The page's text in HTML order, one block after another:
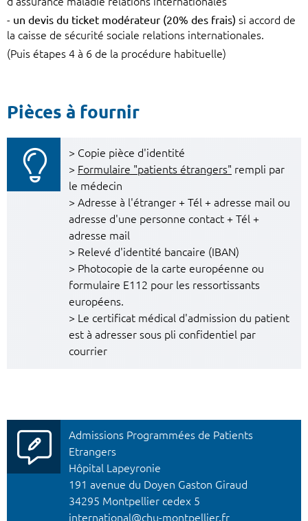
- un devis du ticket modérateur (20% des frais) si accord de
la caisse de sécurité sociale relations internationales.
(Puis étapes 4 à 6 de la procédure habituelle)
Pièces à fournir
> Copie pièce d'identité
> Formulaire "patients étrangers" rempli par
le médecin
> Adresse à l'étranger + Tél + adresse mail ou
adresse d'une personne contact + Tél +
adresse mail
> Relevé d'identité bancaire (IBAN)
> Photocopie de la carte européenne ou
formulaire E112 pour les ressortissants
européens.
> Le certificat médical d'admission du patient
est à adresser sous pli confidentiel par
courrier
Admissions Programmées de Patients
Etrangers
Hôpital Lapeyronie
191 avenue du Doyen Gaston Giraud
34295 Montpellier cedex 5
international@chu-montpellier.fr